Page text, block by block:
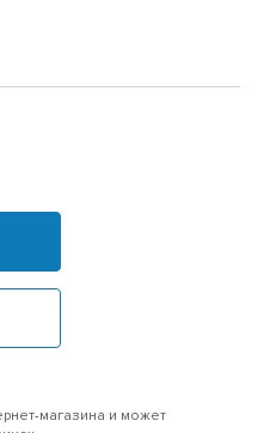
магазина и может